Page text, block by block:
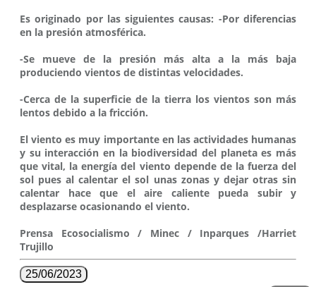
Es originado por las siguientes causas: -Por diferencias
en la presión atmosférica.
-Se mueve de la presión más alta a la más baja
produciendo vientos de distintas velocidades.
-Cerca de la superficie de la tierra los vientos son más
lentos debido a la fricción.
El viento es muy importante en las actividades humanas
y su interacción en la biodiversidad del planeta es más
que vital, la energía del viento depende de la fuerza del
sol pues al calentar el sol unas zonas y dejar otras sin
calentar hace que el aire caliente pueda subir y
desplazarse ocasionando el viento.
Prensa Ecosocialismo / Minec / Inparques /Harriet
Trujillo
25/06/2023